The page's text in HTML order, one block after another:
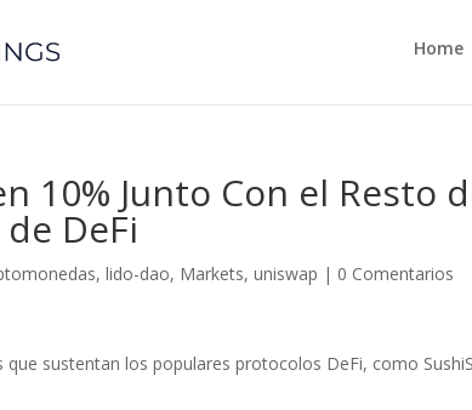
Home
10% Junto Con el Resto
DeFi
,lido-dao, Markets,uniswap | 0 Comentarios
sustentan los populares protocolos DeFi, como